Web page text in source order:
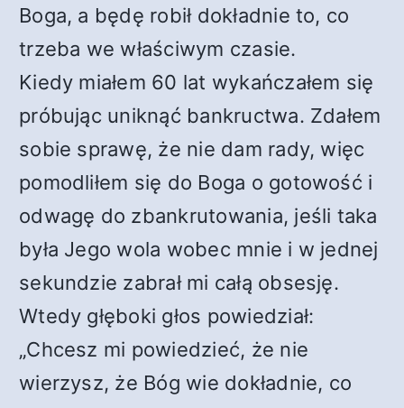
Boga, a będę robił dokładnie to, co
trzeba we właściwym czasie.
Kiedy miałem 60 lat wykańczałem się
próbując uniknąć bankructwa. Zdałem
sobie sprawę, że nie dam rady, więc
pomodliłem się do Boga o gotowość i
odwagę do zbankrutowania, jeśli taka
była Jego wola wobec mnie i w jednej
sekundzie zabrał mi całą obsesję.
Wtedy głęboki głos powiedział:
„Chcesz mi powiedzieć, że nie
wierzysz, że Bóg wie dokładnie, co